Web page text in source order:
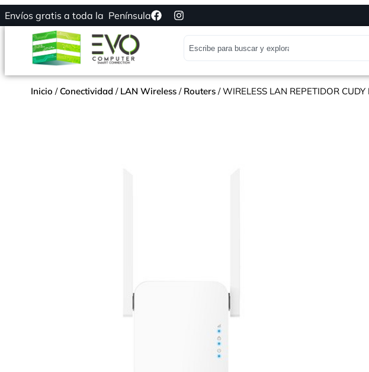
Envíos gratis a toda la Península
Inicio /Conectividad / LAN Wireless / Routers / WIRELESS LAN REPETIDOR